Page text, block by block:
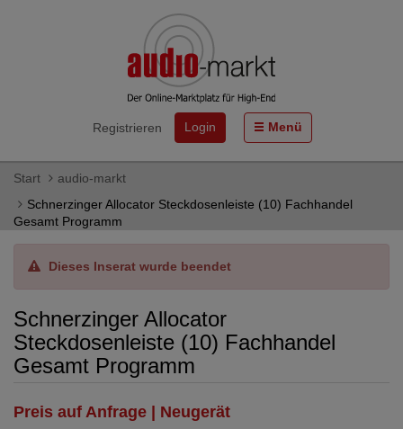
Registrieren Login Menü
Start
audio-markt
Schnerzinger Allocator Steckdosenleiste (10) Fachhandel
Gesamt Programm
Dieses Inserat wurde beendet
Schnerzinger Allocator
Steckdosenleiste (10) Fachhandel
Gesamt Programm
Preis auf Anfrage | Neugerät